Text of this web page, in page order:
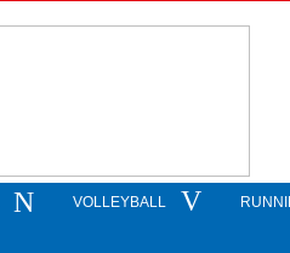
VOLLEYBALL